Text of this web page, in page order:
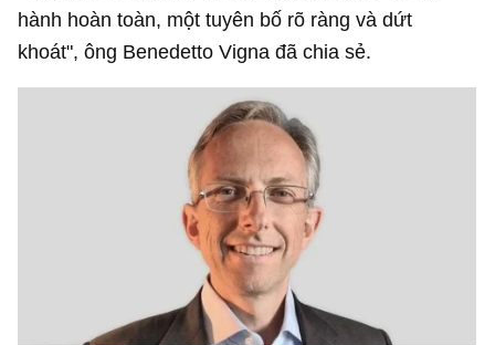
hành hoàn toàn, một tuyên bố rõ ràng và dứt
khoát", ông Benedetto Vigna đã chia sẻ.